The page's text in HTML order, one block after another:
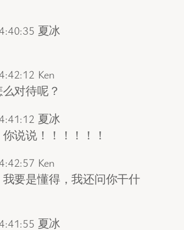
夏冰
Ken
对待呢？
夏冰
说说！！！！！！
Ken
要是懂得，我还问你干什
夏冰